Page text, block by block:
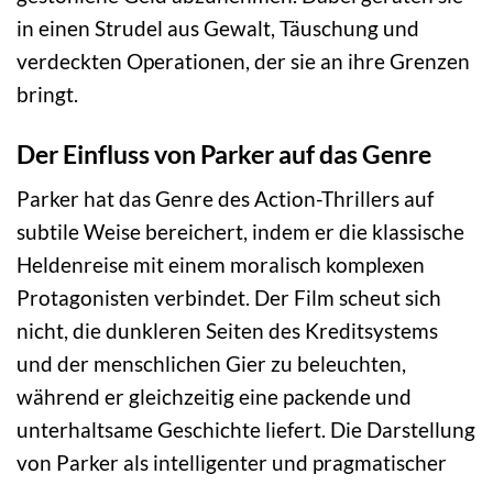
in einen Strudel aus Gewalt, Täuschung und
verdeckten Operationen, der sie an ihre Grenzen
bringt.
Der Einfluss von Parker auf das Genre
Parker hat das Genre des Action-Thrillers auf
subtile Weise bereichert, indem er die klassische
Heldenreise mit einem moralisch komplexen
Protagonisten verbindet. Der Film scheut sich
nicht, die dunkleren Seiten des Kreditsystems
und der menschlichen Gier zu beleuchten,
während er gleichzeitig eine packende und
unterhaltsame Geschichte liefert. Die Darstellung
von Parker als intelligenter und pragmatischer